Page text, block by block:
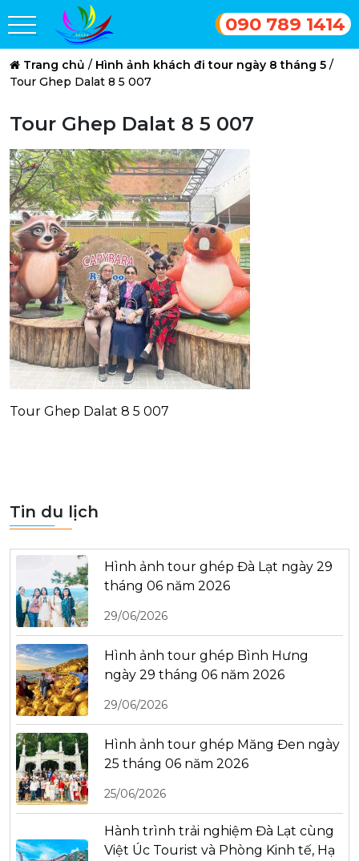
090 789 1414
Trang chủ / Hình ảnh khách đi tour ngày 8 tháng 5 /
Tour Ghep Dalat 8 5 007
Tour Ghep Dalat 8 5 007
Tour Ghep Dalat 8 5 007
Tin du lịch
Hình ảnh tour ghép Đà Lạt ngày 29
tháng 06 năm 2026
29/06/2026
Hình ảnh tour ghép Bình Hưng
ngày 29 tháng 06 năm 2026
29/06/2026
Hình ảnh tour ghép Măng Đen ngày
25 tháng 06 năm 2026
25/06/2026
Hành trình trải nghiệm Đà Lạt cùng
Việt Úc Tourist và Phòng Kinh tế, Hạ